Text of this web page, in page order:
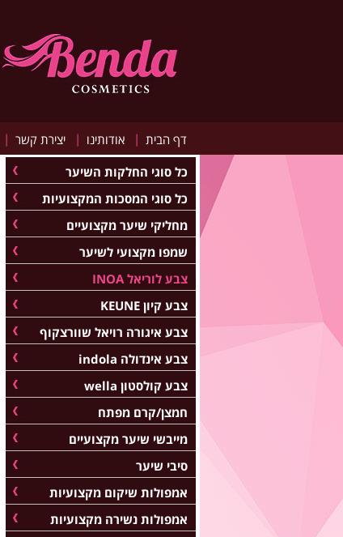
דף הבית | אודותינו | יצירת קשר |
כל סוגי החלקות השיער
כל סוגי המסכות המקצועיות
מחליקי שיער מקצועיים
שמפו מקצועי לשיער
צבע לוריאל INOA
צבע קיון KEUNE
צבע איגורה רויאל שוורצקוף
צבע אינדולה indola
צבע קולסטון wella
חמצן/קרם מפתח
מייבשי שיער מקצועיים
סיבי שיער
אמפולות שיקום מקצועיות
אמפולות נשירה מקצועיות